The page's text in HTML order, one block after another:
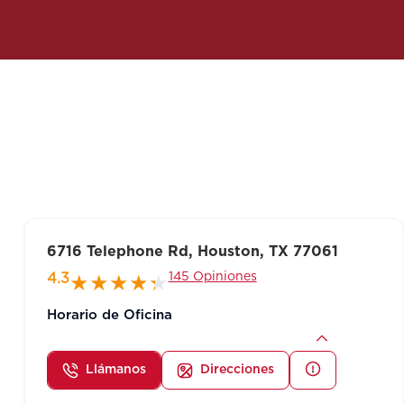
6716 Telephone Rd, Houston, TX 77061
4.3
145 Opiniones
Horario de Oficina
Llámanos Direcciones